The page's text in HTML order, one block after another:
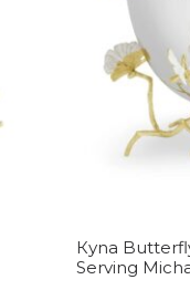
Купа
Serving